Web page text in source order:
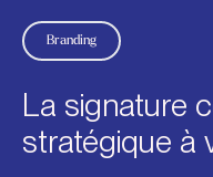
Services
Projets
Blogue
Branding
La signature
stratégique à